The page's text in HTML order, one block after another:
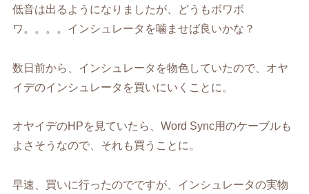
低音は出るようになりましたが、どうもボワボ
ワ。。。。インシュレータを噛ませば良いかな？
数日前から、インシュレータを物色していたので、オヤ
イデのインシュレータを買いにいくことに。
オヤイデのHPを見ていたら、Word Sync用のケーブルも
よさそうなので、それも買うことに。
早速、買いに行ったのでですが、インシュレータの実物